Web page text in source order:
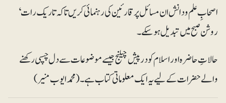
اصحابِ علم و دانش ان مسائل پر قارئین کی رہنمائی کریں تاکہ تاریک رات‘
روشن صبح میں تبدیل ہوسکے۔
حالاتِ حاضرہ اور اسلام کو درپیش چیلنج جیسے موضوعات سے دل چسپی رکھنے
والے حضرات کے لیے یہ ایک معلوماتی کتاب ہے۔ (محمد ایوب منیر)